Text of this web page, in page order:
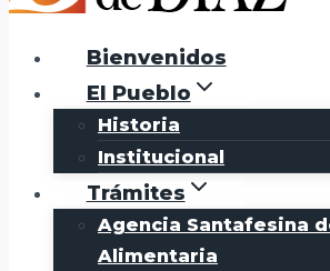
Bienvenidos
El Pueblo
Historia
Institucional
Trámites
Agencia Santafesina
Alimentaria